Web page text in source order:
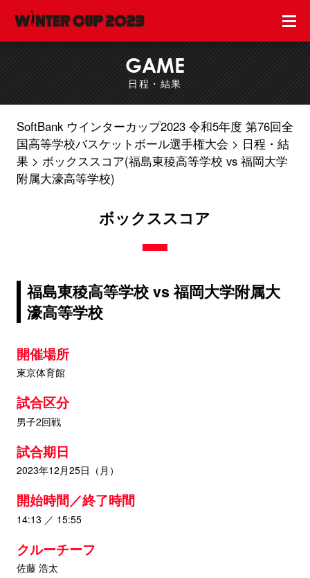
GAME
日程・結果
SoftBank ウインターカップ2023 令和5年度 第76回全
国高等学校バスケットボール選手権大会
日程・結
果
ボックススコア(福島東稜高等学校 vs 福岡大学
附属大濠高等学校)
ボックススコア
福島東稜高等学校 vs 福岡大学附属大
濠高等学校
開催場所
東京体育館
試合区分
男子2回戦
試合期日
2023年12月25日（月）
開始時間／終了時間
14:13 ／ 15:55
クルーチーフ
佐藤 浩太